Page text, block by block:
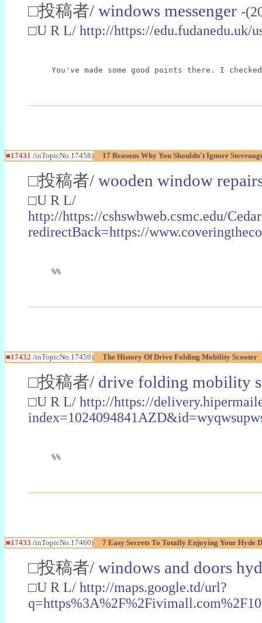
□投稿者/ windows messenger -
□U R L/ http://https://edu.fudanedu.uk/
You've made some good points there. I
■17431 /inTopicNo.17458) 17 Reasons Why You Shouldn't Ignore
□投稿者/ wooden window
□U R L/
http://https://cshswbweb.csmc.edu/
redirectBack=https://
%%
■17432 /inTopicNo.17459) The History Of Drive Folding Mobility Scooter
□投稿者/ drive folding mobility
□U R L/ http://https://
%%
■17433 /inTopicNo.17460) 7 Easy Secrets To Totally Enjoying Your Hyde
□投稿者/ windows and doors
□U R L/ http://maps.google.td/url?